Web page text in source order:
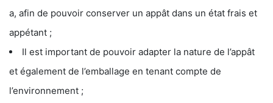
a, afin de pouvoir conserver un appât dans un état frais et
appétant ;
Il est important de pouvoir adapter la nature de l’appât
et également de l’emballage en tenant compte de
l’environnement ;